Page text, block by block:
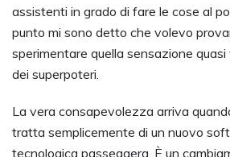
assistenti in grado di fare le cose al
punto mi sono detto che volevo
sperimentare quella sensazione
dei superpoteri.
La vera consapevolezza arriva
tratta semplicemente di un nuovo
tecnologica passeggera. È un